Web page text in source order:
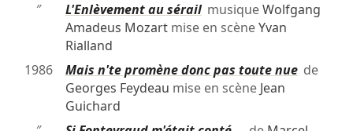
″
L'Enlèvement au sérailmusiqueWolfgang
Amadeus Mozartmise en scèneYvan
Rialland
1986
Mais n'te promène donc pas toute nuede
Georges Feydeau mise en scène Jean
Guichard